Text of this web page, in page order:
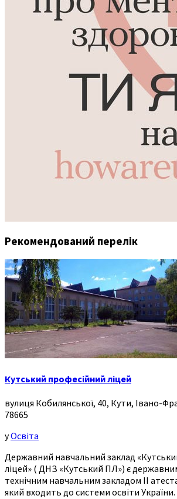
Рекомендований перелік
Кутський професійний ліцей
вулиця Кобилянської, 40, Кути, Івано-
78665
уОсвіта
Державний навчальний заклад
ліцей» ( ДНЗ «Кутський ПЛ») є
технічним навчальним закладом ІІ
який входить до системи освіти України.